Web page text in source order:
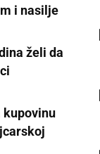
i nasilje
želi da
kupovinu